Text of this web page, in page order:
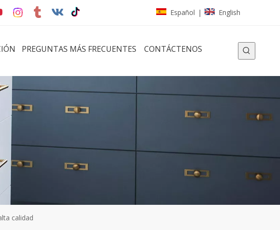
Español | English
PREGUNTAS MÁS FRECUENTES CONTÁCTENOS
calidad